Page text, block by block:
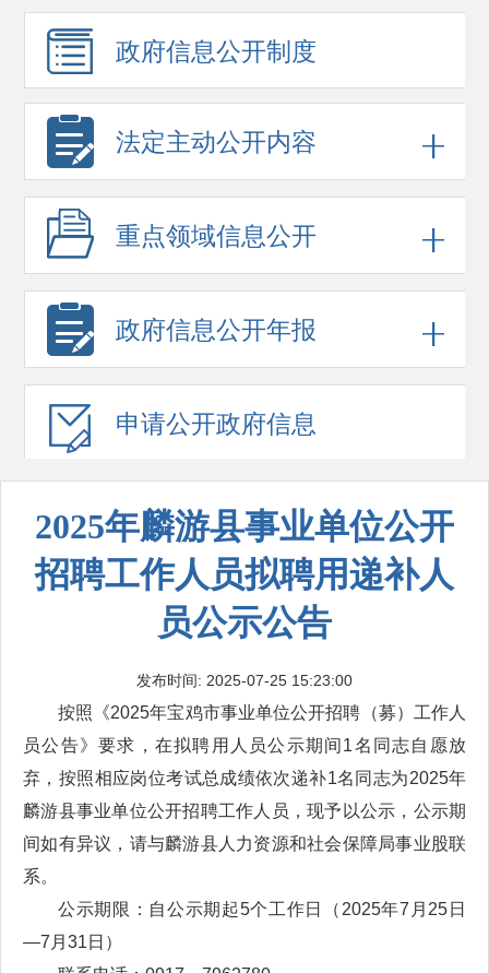
政府信息公开制度
法定主动公开内容
重点领域信息公开
政府信息公开年报
申请公开政府信息
2025年麟游县事业单位公开
招聘工作人员拟聘用递补人
员公示公告
发布时间: 2025-07-25 15:23:00
按照《2025年宝鸡市事业单位公开招聘（募）工作人
员公告》要求，在拟聘用人员公示期间1名同志自愿放
弃，按照相应岗位考试总成绩依次递补1名同志为2025年
麟游县事业单位公开招聘工作人员，现予以公示，公示期
间如有异议，请与麟游县人力资源和社会保障局事业股联
系。
公示期限：自公示期起5个工作日（2025年7月25日
—7月31日）